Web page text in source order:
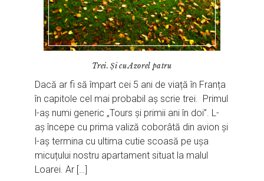
Trei. Și cu Azorel patru
Dacă ar fi să împart cei 5 ani de viață în Franța
în capitole cel mai probabil aș scrie trei. Primul
l-aș numi generic „Tours și primii ani în doi”. L-
aș începe cu prima valiză coborâtă din avion și
l-aș termina cu ultima cutie scoasă pe ușa
micuțului nostru apartament situat la malul
Loarei. Ar […]